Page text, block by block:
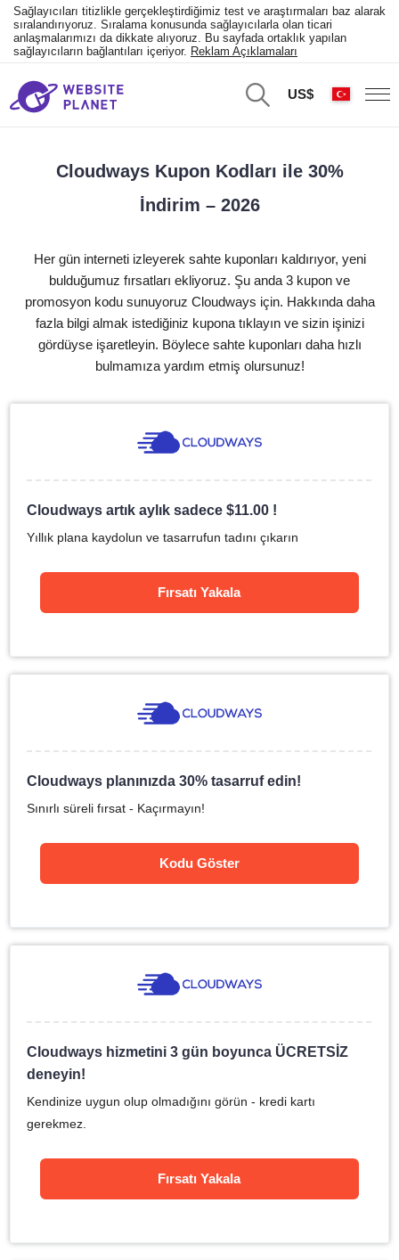
Sağlayıcıları titizlikle gerçekleştirdiğimiz test ve araştırmaları baz alarak
sıralandırıyoruz. Sıralama konusunda sağlayıcılarla olan ticari
anlaşmalarımızı da dikkate alıyoruz. Bu sayfada ortaklık yapılan
sağlayıcıların bağlantıları içeriyor. Reklam Açıklamaları
US$
Cloudways Kupon Kodları ile 30%
İndirim – 2026
Her gün interneti izleyerek sahte kuponları kaldırıyor, yeni
bulduğumuz fırsatları ekliyoruz. Şu anda 3 kupon ve
promosyon kodu sunuyoruz Cloudways için. Hakkında daha
fazla bilgi almak istediğiniz kupona tıklayın ve sizin işinizi
gördüyse işaretleyin. Böylece sahte kuponları daha hızlı
bulmamıza yardım etmiş olursunuz!
Cloudways artık aylık sadece$11.00 !
Yıllık plana kaydolun ve tasarrufun tadını çıkarın
Fırsatı Yakala
Cloudways planınızda 30% tasarruf edin!
Sınırlı süreli fırsat - Kaçırmayın!
Kodu Göster
Cloudways hizmetini 3 gün boyunca ÜCRETSİZ
deneyin!
Kendinize uygun olup olmadığını görün - kredi kartı
gerekmez.
Fırsatı Yakala